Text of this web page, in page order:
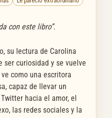
con este libro”.
su lectura de Carolina
ser curiosidad y se vuelve
como una escritora
capaz de llevar un
hacia el amor, el
las redes sociales y la